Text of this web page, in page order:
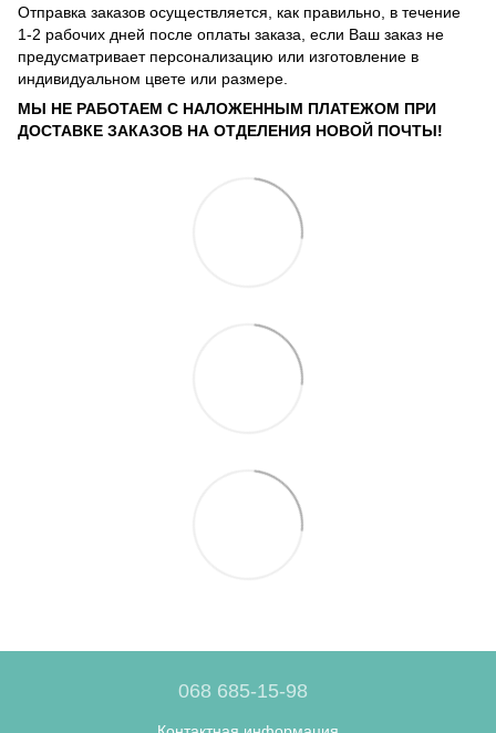
Отправка заказов осуществляется, как правильно, в течение
1-2 рабочих дней после оплаты заказа, если Ваш заказ не
предусматривает персонализацию или изготовление в
индивидуальном цвете или размере.
МЫ НЕ РАБОТАЕМ С НАЛОЖЕННЫМ ПЛАТЕЖОМ ПРИ
ДОСТАВКЕ ЗАКАЗОВ НА ОТДЕЛЕНИЯ НОВОЙ ПОЧТЫ!
068 685-15-98